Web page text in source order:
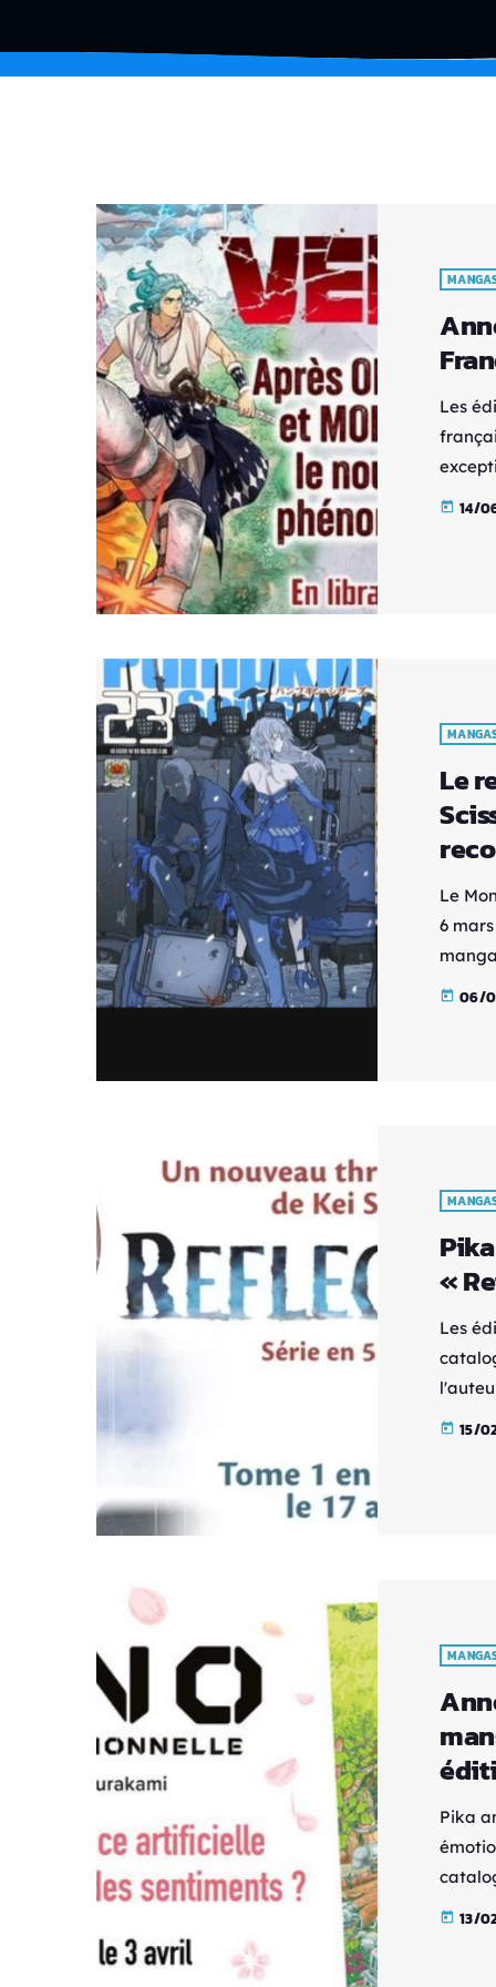
Les
sur un
today 14/
Le
Le
6
son
today 06/
«
Les
today 15/
Pika
partir
today 13/